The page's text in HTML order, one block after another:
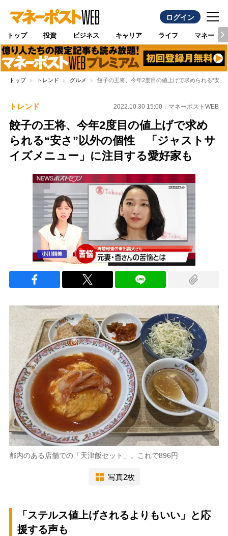
ログイン
トップ 投資 ビジネス キャリア ライフ マネー
トップ トレンド グルメ 餃子の王将、今年2度目の値上げで求められる“安
トレンド 2022.10.30 15:00 マネーポストWEB
餃子の王将、今年2度目の値上げで求め
られる“安さ”以外の個性 「ジャストサ
イズメニュー」に注目する愛好家も
都内のある店舗での「天津飯セット」。これで896円
写真2枚
「ステルス値上げされるよりもいい」と応
援する声も